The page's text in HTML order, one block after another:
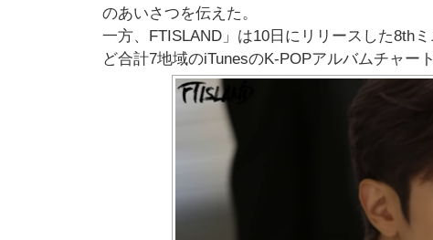
のあいさつを伝えた。
一方、FTISLAND」は10日にリリースした8th
ど合計7地域のiTunesのK-POPアルバムチャー